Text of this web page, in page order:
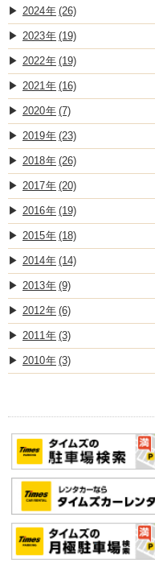
2024 (26)
2023 (19)
2022 (19)
2021 (16)
2020 (7)
2019 (23)
2018 (26)
2017 (20)
2016 (19)
2015 (18)
2014 (14)
2013 (9)
2012 (6)
2011 (3)
2010 (3)